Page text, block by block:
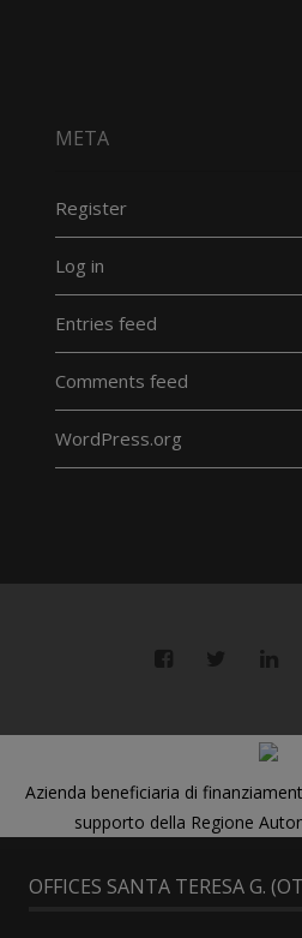
META
Register
Log in
Entries feed
Comments feed
WordPress.org
Azienda beneficiaria di
supporto della Regione
OFFICES SANTA TERESA G.